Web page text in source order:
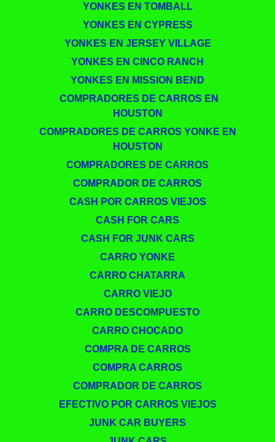
YONKES EN TOMBALL
YONKES EN CYPRESS
YONKES EN JERSEY VILLAGE
YONKES EN CINCO RANCH
YONKES EN MISSION BEND
​​ COMPRADORES DE CARROS EN
HOUSTON
COMPRADORES DE CARROS YONKE EN
HOUSTON
COMPRADORES DE CARROS
COMPRADOR DE CARROS
CASH POR CARROS VIEJOS
CASH FOR CARS
CASH FOR JUNK CARS
CARRO YONKE
CARRO CHATARRA
CARRO VIEJO
CARRO DESCOMPUESTO
CARRO CHOCADO
COMPRA DE CARROS
COMPRA CARROS
COMPRADOR DE CARROS
EFECTIVO POR CARROS VIEJOS
JUNK CAR BUYERS